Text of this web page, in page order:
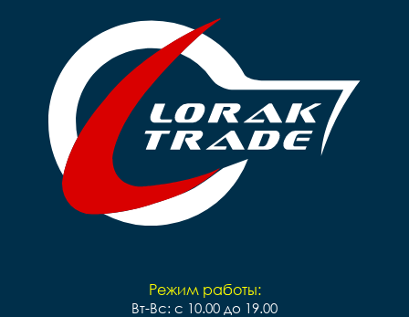
Режим работы:
Вт-Вс: с 10.00 до 19.00